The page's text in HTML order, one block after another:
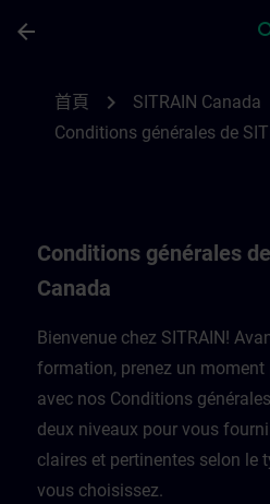
arrow_back
首頁 chevron_right SITRAIN Canada
Conditions générales de
Conditions générales
Canada
Bienvenue chez SITRAIN!
formation, prenez un
avec nos Conditions
deux niveaux pour vous
claires et pertinentes selon le
vous choisissez.